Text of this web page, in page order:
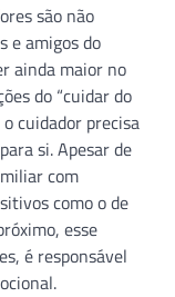
são não
e amigos do
ainda maior no
do “cuidar do
cuidador precisa
si. Apesar de
com
como o de
esse
é responsável